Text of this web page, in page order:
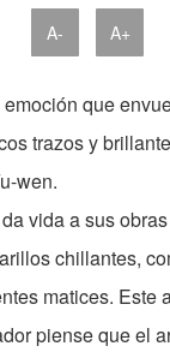
A- A+
que
trazos y
wen.
vida a sus
chillantes,
matices. Este
piense que el